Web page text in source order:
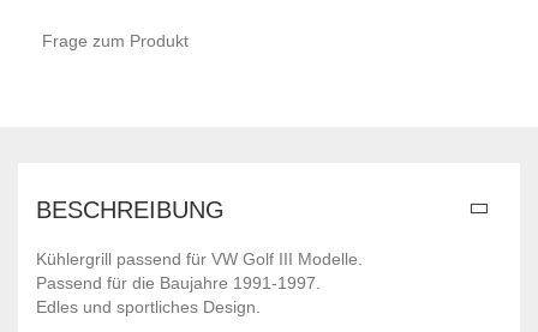
Frage zum Produkt
BESCHREIBUNG
Kühlergrill passend für VW Golf III Modelle.
Passend für die Baujahre 1991-1997.
Edles und sportliches Design.